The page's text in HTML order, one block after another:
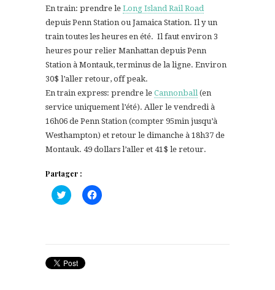
En train: prendre le Long Island Rail Road
depuis Penn Station ou Jamaica Station. Il y un
train toutes les heures en été. Il faut environ 3
heures pour relier Manhattan depuis Penn
Station à Montauk, terminus de la ligne. Environ
30$ l’aller retour, off peak.
En train express: prendre le Cannonball(en
service uniquement l’été). Aller le vendredi à
16h06 de Penn Station (compter 95min jusqu’à
Westhampton) et retour le dimanche à 18h37 de
Montauk. 49 dollars l’aller et 41$ le retour.
Partager :
Cliquez
pour
fenêtre)
Cliquez
pour